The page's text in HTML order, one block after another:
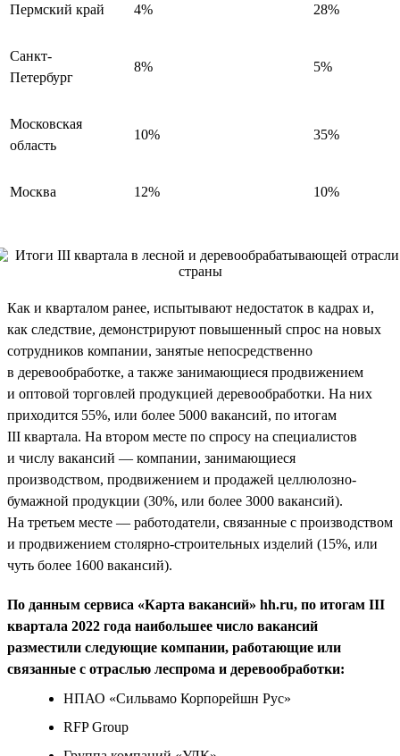
Пермский край 4% 28%
Санкт-
Петербург
8% 5%
Московская
область
10% 35%
Москва 12% 10%
Как и кварталом ранее, испытывают недостаток в кадрах и,
как следствие, демонстрируют повышенный спрос на новых
сотрудников компании, занятые непосредственно
в деревообработке, а также занимающиеся продвижением
и оптовой торговлей продукцией деревообработки. На них
приходится 55%, или более 5000 вакансий, по итогам
III квартала. На втором месте по спросу на специалистов
и числу вакансий — компании, занимающиеся
производством, продвижением и продажей целлюлозно-
бумажной продукции (30%, или более 3000 вакансий).
На третьем месте — работодатели, связанные с производством
и продвижением столярно-строительных изделий (15%, или
чуть более 1600 вакансий).
По данным сервиса «Карта вакансий» hh.ru, по итогам III
квартала 2022 года наибольшее число вакансий
разместили следующие компании, работающие или
связанные с отраслью леспрома и деревообработки:
НПАО «Сильвамо Корпорейшн Рус»
RFP Group